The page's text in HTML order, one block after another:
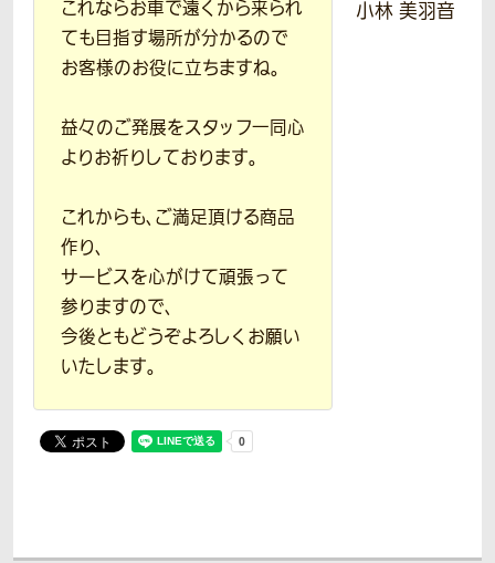
これならお車で遠くから来られ
ても目指す場所が分かるので
お客様のお役に立ちますね。
益々のご発展をスタッフ一同心
よりお祈りしております。
これからも、ご満足頂ける商品
作り、
サービスを心がけて頑張って
参りますので、
今後ともどうぞよろしくお願い
いたします。
小林 美羽音